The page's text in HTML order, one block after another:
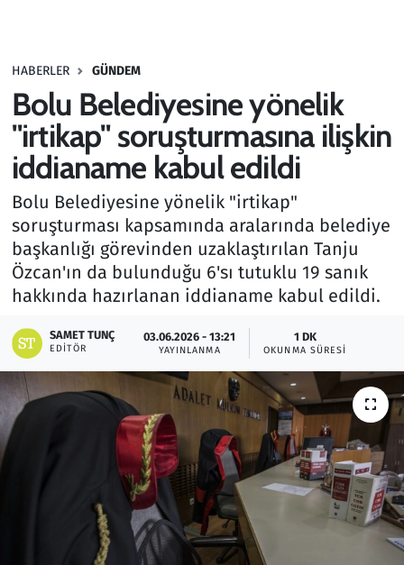
HABERLER GÜNDEM
Bolu Belediyesine yönelik
"irtikap" soruşturmasına ilişkin
iddianame kabul edildi
Bolu Belediyesine yönelik "irtikap"
soruşturması kapsamında aralarında belediye
başkanlığı görevinden uzaklaştırılan Tanju
Özcan'ın da bulunduğu 6'sı tutuklu 19 sanık
hakkında hazırlanan iddianame kabul edildi.
SAMET TUNÇ
EDITÖR
03.06.2026 - 13:21
YAYINLANMA
1 DK
OKUNMA SÜRESI
Haber
Kültür Sanat
Kurumsal Haberler
Lezzet Durağı
Memur ve Kamu
Otomobil
Oyun
Ramazan
Resmi İlanlar
Rüya Tabirleri